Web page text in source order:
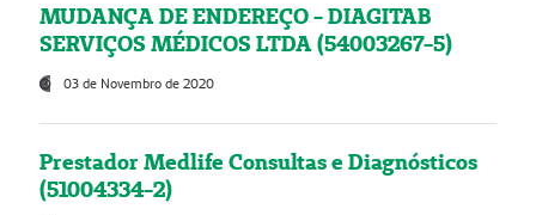
MUDANÇA DE ENDEREÇO - DIAGITAB
SERVIÇOS MÉDICOS LTDA (54003267-5)
03 de Novembro de 2020
Prestador Medlife Consultas e Diagnósticos
(51004334-2)